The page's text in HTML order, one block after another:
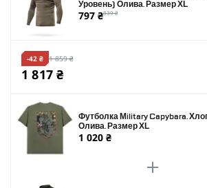
Уровень) Олива. Размер XL
797 ₴839 ₴
-42 ₴ 1 859 ₴
1 817 ₴
Футболка Military Capybara.
Олива. Размер XL
1 020 ₴